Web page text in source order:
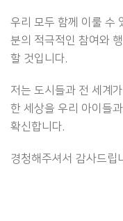
우리 모두 함께 이룰 수
분의 적극적인 참여와
할 것입니다.
저는 도시들과 전 세계
한 세상을 우리 아이들
확신합니다.
경청해주셔서 감사드립